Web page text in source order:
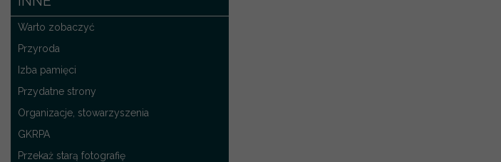
Warto zobaczyć
Przyroda
Izba pamięci
Przydatne strony
Organizacje, stowarzyszenia
GKRPA
Przekaż starą fotografię